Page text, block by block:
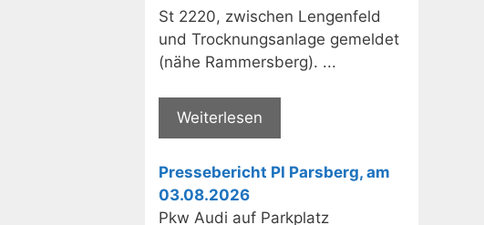
St 2220, zwischen Lengenfeld
und Trocknungsanlage gemeldet
(nähe Rammersberg). ...
Weiterlesen
Pressebericht PI Parsberg, am
03.08.2026
Pkw Audi auf Parkplatz